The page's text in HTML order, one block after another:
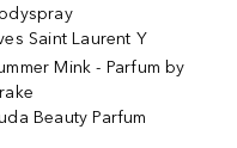
Saint Laurent Y
Mink - Parfum by
Beauty Parfum